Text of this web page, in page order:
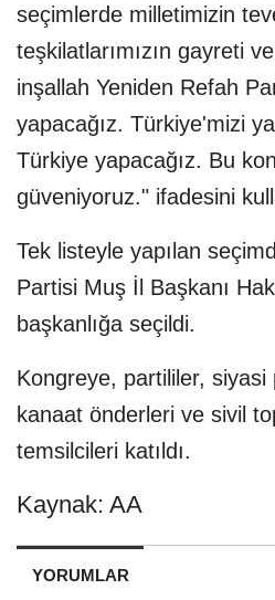
seçimlerde milletimizin
teşkilatlarımızın gayreti
inşallah Yeniden Refah
yapacağız. Türkiye'mizi
Türkiye yapacağız. Bu
güveniyoruz." ifadesini
Tek listeyle yapılan
Partisi Muş İl Başkanı
başkanlığa seçildi.
Kongreye, partililer, siyasi
kanaat önderleri ve sivil
temsilcileri katıldı.
Kaynak: AA
YORUMLAR